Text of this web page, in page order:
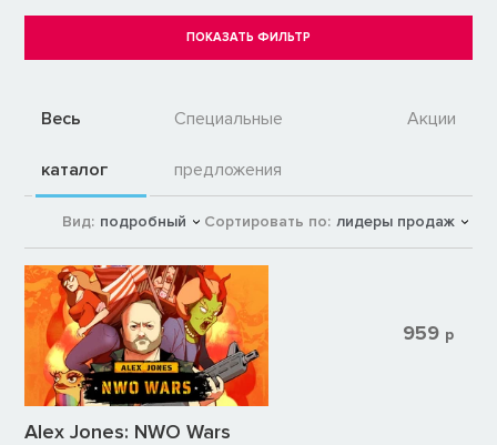
Весь
каталог
Специальные
предложения
Акции
Вид: подробный Сортировать по: лидеры продаж
Alex Jones: NWO Wars
959 р